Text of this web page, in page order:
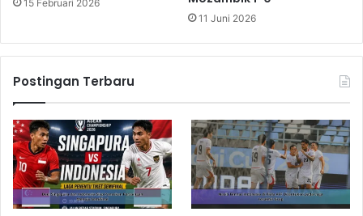
15 Februari 2026
11 Juni 2026
Postingan Terbaru